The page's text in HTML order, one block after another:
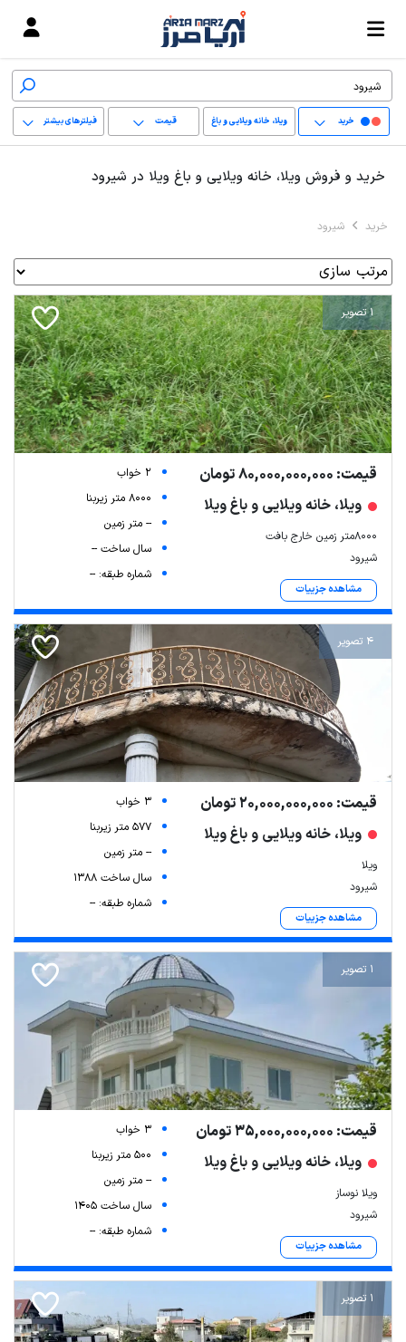
خرید ویلا، خانه ویلایی و باغ
ویلا
قیمت فیلترهای بیشتر
خرید و فروش ویلا، خانه ویلایی و باغ ویلا در شیرود
خرید شیرود
1 تصویر
قیمت: 80,000,000,000 تومان
ویلا، خانه ویلایی و باغ ویلا
8000متر زمین خارج بافت
شیرود
مشاهده جزییات
2 خواب
8000 متر زیربنا
-- متر زمین
سال ساخت --
شماره طبقه: --
4 تصویر
قیمت: 20,000,000,000 تومان
ویلا، خانه ویلایی و باغ ویلا
ویلا
شیرود
مشاهده جزییات
3 خواب
577 متر زیربنا
-- متر زمین
سال ساخت 1388
شماره طبقه: --
1 تصویر
قیمت: 35,000,000,000 تومان
ویلا، خانه ویلایی و باغ ویلا
ویلا نوساز
شیرود
مشاهده جزییات
3 خواب
500 متر زیربنا
-- متر زمین
سال ساخت 1405
شماره طبقه: --
1 تصویر